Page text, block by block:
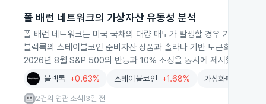
폴 배런 네트워크의 가상자산 유동성 분석
폴 배런 네트워크는 미국 국채의 대량 매도가 발생할 경우 가상자산
블랙록의 스테이블코인 준비자산 상품과 솔라나 기반 토큰화 펀드가
2026년 8월 S&P 500의 반등과 10% 조정을 동시에 제시했습니다.
블랙록 +0.63% 스테이블코인 +1.68% 가상화폐
2건의 연관 소식 3일 전